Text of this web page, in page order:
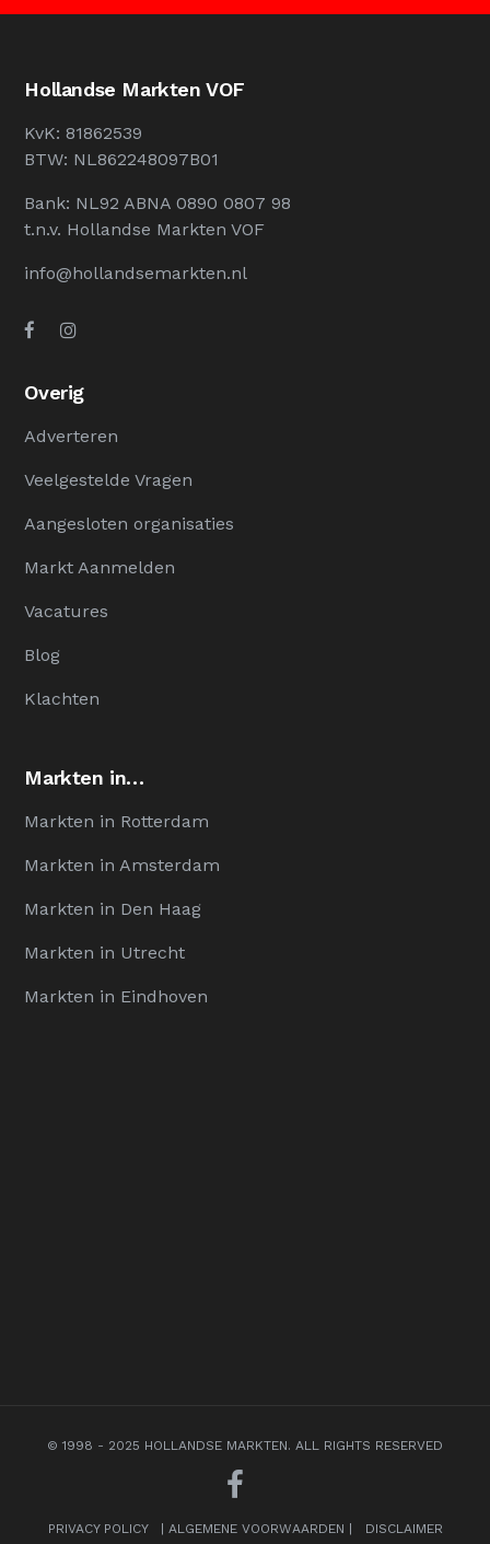
Hollandse Markten VOF
KvK: 81862539
BTW: NL862248097B01
Bank: NL92 ABNA 0890 0807 98
t.n.v. Hollandse Markten VOF
info@hollandsemarkten.nl
Overig
Adverteren
Veelgestelde Vragen
Aangesloten organisaties
Markt Aanmelden
Vacatures
Blog
Klachten
Markten in…
Markten in Rotterdam
Markten in Amsterdam
Markten in Den Haag
Markten in Utrecht
Markten in Eindhoven
© 1998 - 2025 HOLLANDSE MARKTEN. ALL RIGHTS RESERVED
PRIVACY POLICY ALGEMENE VOORWAARDEN DISCLAIMER